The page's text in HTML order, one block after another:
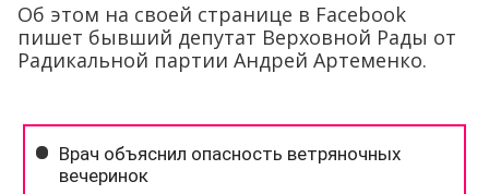
Об этом на своей странице в Facebook
пишет бывший депутат Верховной Рады от
Радикальной партии Андрей Артеменко.